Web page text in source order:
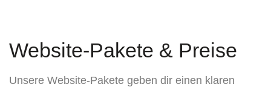
Website-Pakete & Preise
Unsere Website-Pakete geben dir einen klaren